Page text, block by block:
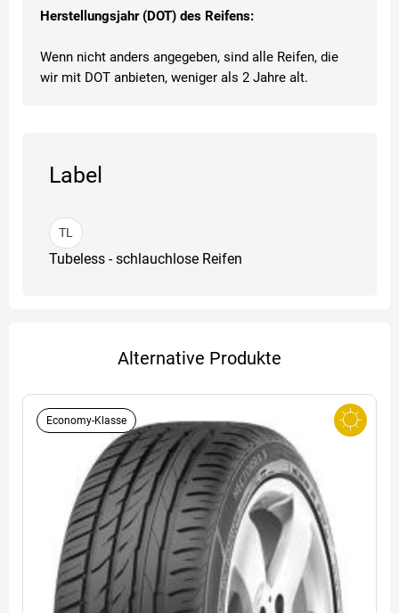
Herstellungsjahr (DOT) des Reifens:
Wenn nicht anders angegeben, sind alle Reifen, die
wir mit DOT anbieten, weniger als 2 Jahre alt.
Label
TL
Tubeless - schlauchlose Reifen
Alternative Produkte
Economy-Klasse